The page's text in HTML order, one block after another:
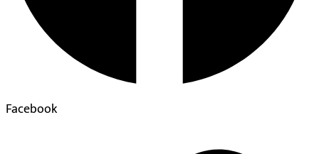
Facebook